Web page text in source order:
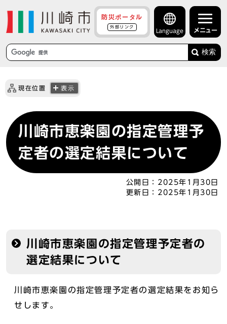
防災ポータル
外部リンク
Language メニュー
検索
現在位置 表示
川崎市恵楽園の指定管理予
定者の選定結果について
公開日： 2025年1月30日
更新日： 2025年1月30日
川崎市恵楽園の指定管理予定者の
選定結果について
川崎市恵楽園の指定管理予定者の選定結果をお知ら
せします。